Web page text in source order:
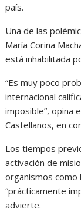
país.
Una de las
María Corina
está inhabilitada
“Es muy poco
internacional
imposible”, opina
Castellanos, en
Los tiempos
activación de
organismos como
“prácticamente
advierte.